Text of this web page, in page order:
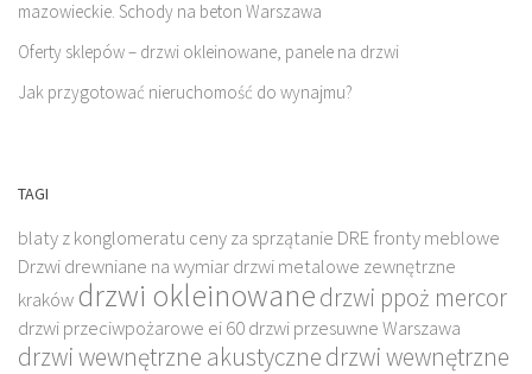
mazowieckie. Schody na beton Warszawa
Oferty sklepów – drzwi okleinowane, panele na drzwi
Jak przygotować nieruchomość do wynajmu?
TAGI
blaty z konglomeratu ceny za sprzątanie DRE fronty meblowe
Drzwi drewniane na wymiardrzwi metalowe zewnętrzne
kraków drzwi okleinowanedrzwi ppoż mercor
drzwi przeciwpożarowe ei 60drzwi przesuwne Warszawa
drzwi wewnętrzne akustycznedrzwi wewnętrzne